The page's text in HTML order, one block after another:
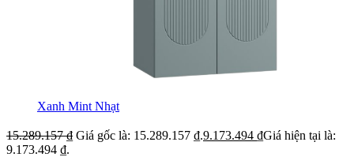
Xanh Mint Nhạt
15.289.157₫ Giá gốc là: 15.289.157 ₫.9.173.494 ₫Giá hiện tại là:
9.173.494 ₫.